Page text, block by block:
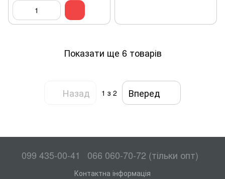
Показати ще 6 товарів
Назад 1 з 2 Вперед
099 435-00-41 066 060-70-72 (тільки опт)
Контактна інформація